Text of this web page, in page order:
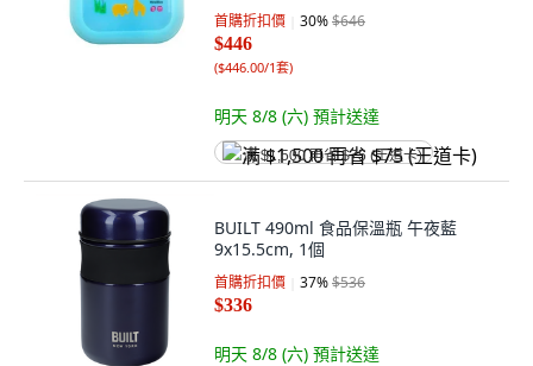
首購折扣價 30%$646
$446
($446.00/1套)
明天 8/8 (六) 預計送達
满 $1,500 再省 $75 (王道卡)
BUILT 490ml 食品保溫瓶 午夜藍
9x15.5cm, 1個
首購折扣價 37%$536
$336
明天 8/8 (六) 預計送達